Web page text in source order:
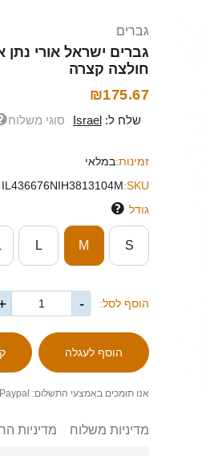
גברים
חולצה קצרה
₪175.67
שלח ל: Israel סוגי משלוח
זמינות:במלאי
SKU:
IL436676NIH3813104M
גודל
S
M
L
הוסף לסל: -
אנו תומכים באמצעי התשלום: Paypal
מדיניות משלוח מדיניות